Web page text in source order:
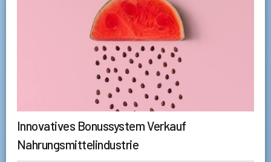
Innovatives Bonussystem Verkauf
Nahrungsmittelindustrie